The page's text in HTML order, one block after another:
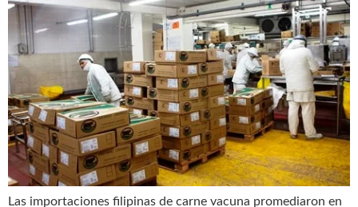
Las importaciones filipinas de carne vacuna promediaron en